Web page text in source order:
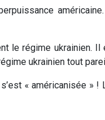
le régime ukrainien. Il
ukrainien tout
« américanisée » !